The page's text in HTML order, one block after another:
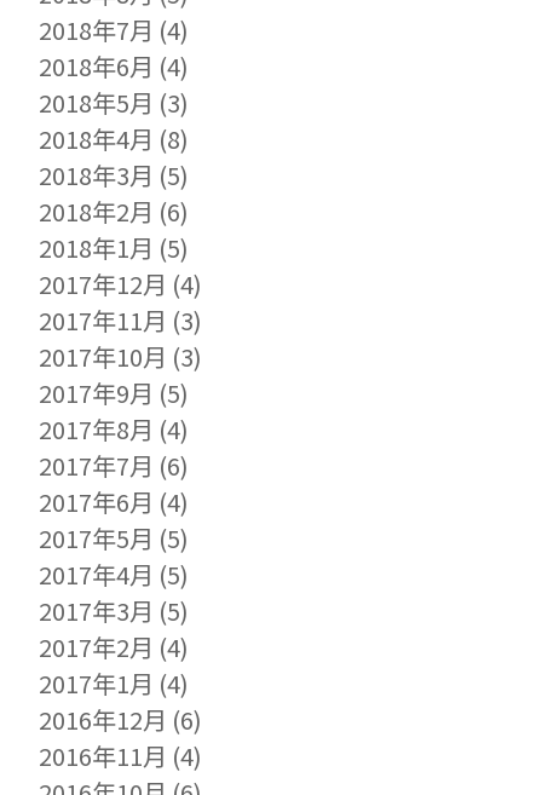
2018年7月 (4)
2018年6月 (4)
2018年5月 (3)
2018年4月 (8)
2018年3月 (5)
2018年2月 (6)
2018年1月 (5)
2017年12月 (4)
2017年11月 (3)
2017年10月 (3)
2017年9月 (5)
2017年8月 (4)
2017年7月 (6)
2017年6月 (4)
2017年5月 (5)
2017年4月 (5)
2017年3月 (5)
2017年2月 (4)
2017年1月 (4)
2016年12月 (6)
2016年11月 (4)